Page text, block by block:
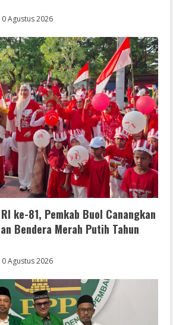
Agustus 2026
ke-81, Pemkab Buol Canangkan
Bendera Merah Putih Tahun
Agustus 2026